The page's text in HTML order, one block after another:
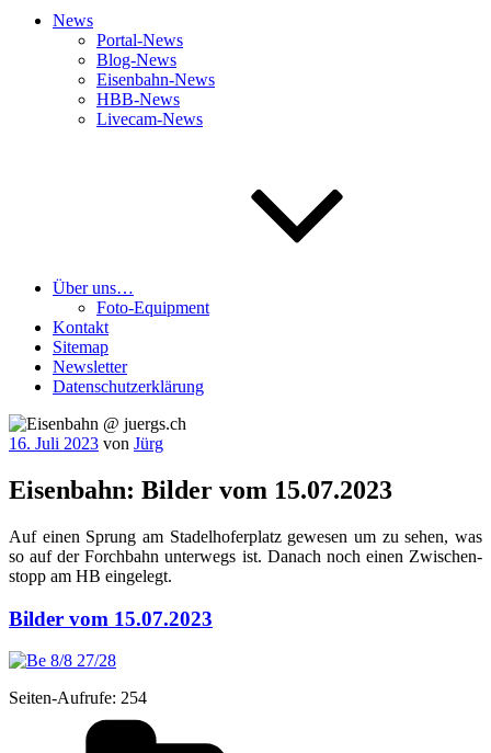
News
Portal-News
Blog-News
Eisenbahn-News
HBB-News
Livecam-News
Über uns…
Foto-Equipment
Kontakt
Sitemap
Newsletter
Datenschutzerklärung
Veröffentlicht
16. Juli 2023 von Jürg
Eisenbahn: Bilder vom 15.07.2023
Auf einen Sprung am Sta­del­ho­fer­platz gewe­sen um zu sehen, was
so auf der Forch­bahn unter­wegs ist. Danach noch einen Zwi­schen­
stopp am HB eingelegt.
Bilder vom 15.07.2023
Sei­ten-Auf­ru­fe: 254